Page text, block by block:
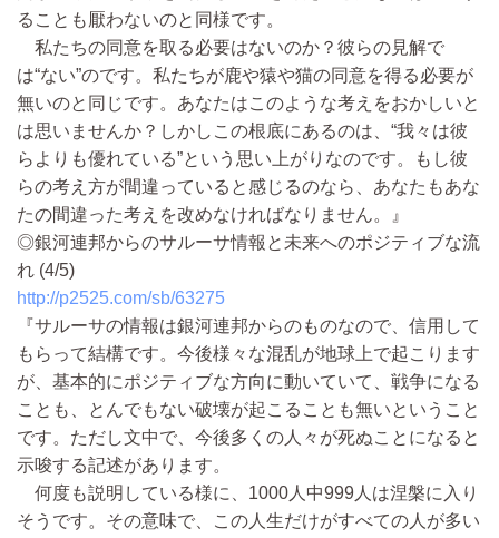
ることも厭わないのと同様です。
私たちの同意を取る必要はないのか？彼らの見解で
は“ない”のです。私たちが鹿や猿や猫の同意を得る必要が
無いのと同じです。あなたはこのような考えをおかしいと
は思いませんか？しかしこの根底にあるのは、“我々は彼
らよりも優れている”という思い上がりなのです。もし彼
らの考え方が間違っていると感じるのなら、あなたもあな
たの間違った考えを改めなければなりません。』
◎銀河連邦からのサルーサ情報と未来へのポジティブな流
れ (4/5)
http://p2525.com/sb/63275
『サルーサの情報は銀河連邦からのものなので、信用して
もらって結構です。今後様々な混乱が地球上で起こります
が、基本的にポジティブな方向に動いていて、戦争になる
ことも、とんでもない破壊が起こることも無いということ
です。ただし文中で、今後多くの人々が死ぬことになると
示唆する記述があります。
何度も説明している様に、1000人中999人は涅槃に入り
そうです。その意味で、この人生だけがすべての人が多い